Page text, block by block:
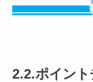
2.2.ポイン